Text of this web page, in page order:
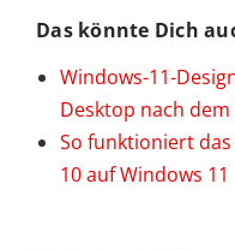
Das könnte Dich
Windows-11-
Desktop nach
So funktioniert
10 auf Windows 11